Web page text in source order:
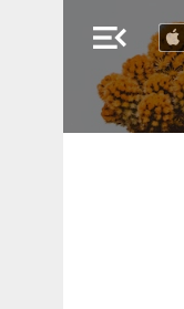
menu_open